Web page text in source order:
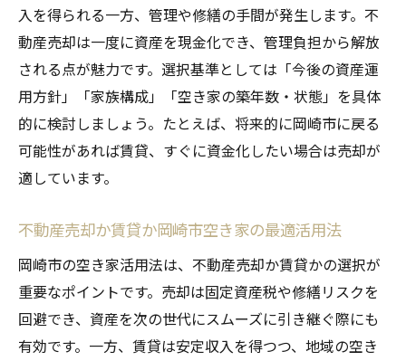
入を得られる一方、管理や修繕の手間が発生します。不
動産売却は一度に資産を現金化でき、管理負担から解放
される点が魅力です。選択基準としては「今後の資産運
用方針」「家族構成」「空き家の築年数・状態」を具体
的に検討しましょう。たとえば、将来的に岡崎市に戻る
可能性があれば賃貸、すぐに資金化したい場合は売却が
適しています。
不動産売却か賃貸か岡崎市空き家の最適活用法
岡崎市の空き家活用法は、不動産売却か賃貸かの選択が
重要なポイントです。売却は固定資産税や修繕リスクを
回避でき、資産を次の世代にスムーズに引き継ぐ際にも
有効です。一方、賃貸は安定収入を得つつ、地域の空き